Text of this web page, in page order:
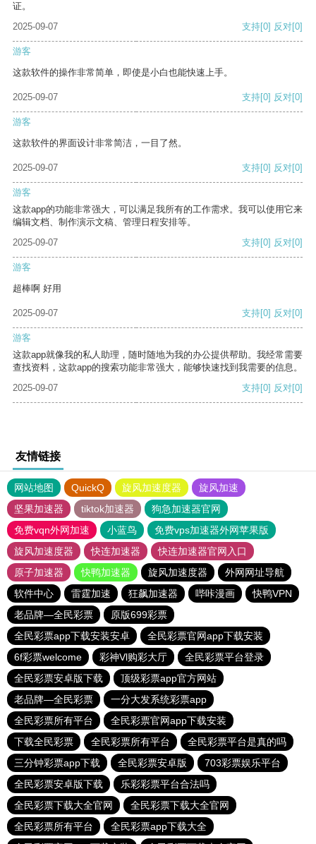
证。
2025-09-07
支持[0] 反对[0]
游客
这款软件的操作非常简单，即使是小白也能快速上手。
2025-09-07 支持[0] 反对[0]
游客
这款软件的界面设计非常简洁，一目了然。
2025-09-07 支持[0] 反对[0]
游客
这款app的功能非常强大，可以满足我所有的工作需求。我可以使用它来
编辑文档、制作演示文稿、管理日程安排等。
2025-09-07
支持[0] 反对[0]
游客
超棒啊 好用
2025-09-07 支持[0] 反对[0]
游客
这款app就像我的私人助理，随时随地为我的办公提供帮助。我经常需要
查找资料，这款app的搜索功能非常强大，能够快速找到我需要的信息。
2025-09-07
支持[0] 反对[0]
友情链接
网站地图 QuickQ 旋风加速度器
旋风加速
坚果加速器
tiktok加速器
狗急加速器官网
免费vqn外网加速
小蓝鸟
免费vps加速器外网苹果版
旋风加速度器
快连加速器
快连加速器官网入口
原子加速器
快鸭加速器 旋风加速度器
外网网址导航
软件中心
雷霆加速 狂飙加速器 哔咔漫画
快鸭VPN
老品牌—全民彩票
原版699彩票
全民彩票app下载安装安卓
全民彩票官网app下载安装
6f彩票welcome
彩神Vl购彩大厅
全民彩票平台登录
全民彩票安卓版下载
顶级彩票app官方网站
老品牌—全民彩票
一分大发系统彩票app
全民彩票所有平台
全民彩票官网app下载安装
下载全民彩票
全民彩票所有平台
全民彩票平台是真的吗
三分钟彩票app下载
全民彩票安卓版
703彩票娱乐平台
全民彩票安卓版下载
乐彩彩票平台合法吗
全民彩票下载大全官网
全民彩票下载大全官网
全民彩票所有平台
全民彩票app下载大全